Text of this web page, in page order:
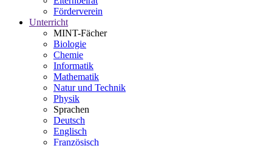
Förderverein
Unterricht
MINT-Fächer
Biologie
Chemie
Informatik
Mathematik
Natur und Technik
Physik
Sprachen
Deutsch
Englisch
Französisch